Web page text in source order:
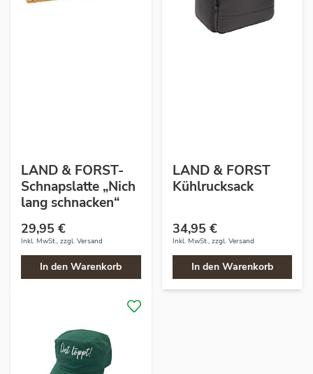
LAND & FORST-
Schnapslatte „Nich
lang schnacken“
29,95 €
Inkl. MwSt., zzgl. Versand
In den Warenkorb
LAND & FORST
Kühlrucksack
34,95 €
Inkl. MwSt., zzgl. Versand
In den Warenkorb